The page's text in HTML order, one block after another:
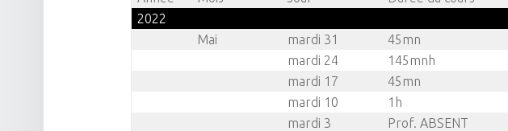
site
navigation
2022
Mai
mardi 31 45mn
mardi 24
145mnh
mardi 17
45mn
mardi 10
1h
mardi 3
Prof. ABSENT